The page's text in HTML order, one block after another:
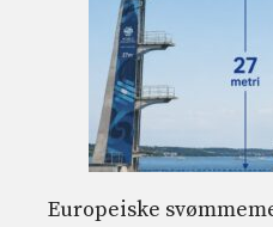
Europeiske